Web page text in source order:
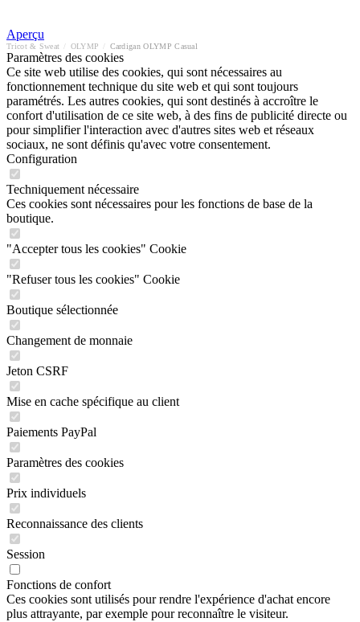
Aperçu
Tricot & Sweat OLYMP Cardigan OLYMP Casual
Paramètres des cookies
Ce site web utilise des cookies, qui sont nécessaires au
fonctionnement technique du site web et qui sont toujours
paramétrés. Les autres cookies, qui sont destinés à accroître le
confort d'utilisation de ce site web, à des fins de publicité directe ou
pour simplifier l'interaction avec d'autres sites web et réseaux
sociaux, ne sont définis qu'avec votre consentement.
Configuration
Techniquement nécessaire
Ces cookies sont nécessaires pour les fonctions de base de la
boutique.
"Accepter tous les cookies" Cookie
"Refuser tous les cookies" Cookie
Boutique sélectionnée
Changement de monnaie
Jeton CSRF
Mise en cache spécifique au client
Paiements PayPal
Paramètres des cookies
Prix individuels
Reconnaissance des clients
Session
Fonctions de confort
Ces cookies sont utilisés pour rendre l'expérience d'achat encore
plus attrayante, par exemple pour reconnaître le visiteur.